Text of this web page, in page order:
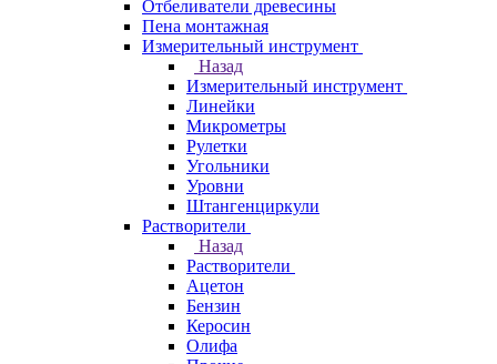
Отбеливатели древесины
Пена монтажная
Измерительный инструмент
Назад
Измерительный инструмент
Линейки
Микрометры
Рулетки
Угольники
Уровни
Штангенциркули
Растворители
Назад
Растворители
Ацетон
Бензин
Керосин
Олифа